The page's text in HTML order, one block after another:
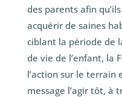
des parents afin
acquérir de saines
ciblant la période de
de vie de l’enfant, la
l’action sur le
message l’agir tôt, à